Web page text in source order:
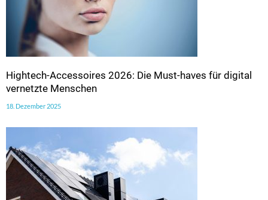
Hightech-Accessoires 2026: Die Must-haves für digital
vernetzte Menschen
18. Dezember 2025